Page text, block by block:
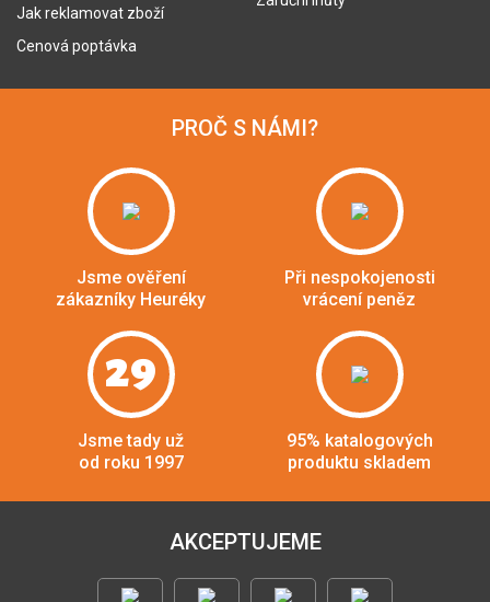
Jak reklamovat zboží
Cenová poptávka
PROČ S NÁMI?
Jsme ověření
zákazníky Heuréky
Při nespokojenosti
vrácení peněz
29
Jsme tady už
od roku 1997
95% katalogových
produktu skladem
AKCEPTUJEME